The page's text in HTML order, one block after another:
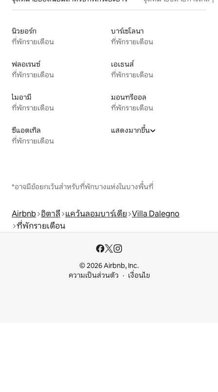
นิวยอร์ก
ที่พักรายเดือน
บาร์เซโลนา
ที่พักรายเดือน
ฟลอเรนซ์
ที่พักรายเดือน
เอเธนส์
ที่พักรายเดือน
ไมอามี
ที่พักรายเดือน
มอนทรีออล
ที่พักรายเดือน
ซีแอตเทิล
ที่พักรายเดือน
แสดงมากขึ้น
*อาจมีข้อยกเว้นสำหรับที่พักบางแห่งในบางพื้นที่
Airbnb อิตาลี แคว้นลอมบาร์เดีย Villa Dalegno
ที่พักรายเดือน
© 2026 Airbnb, Inc.
ความเป็นส่วนตัว
เงื่อนไข